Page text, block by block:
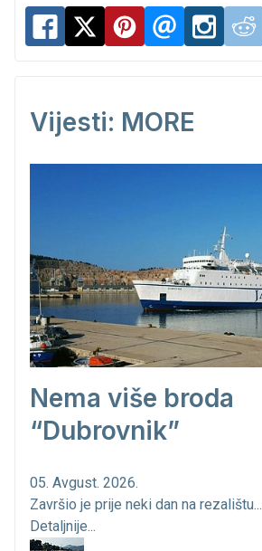
Vijesti: MORE
Nema više broda
“Dubrovnik”
05. Avgust. 2026.
Završio je prije neki dan na rezalištu...
Detaljnije...